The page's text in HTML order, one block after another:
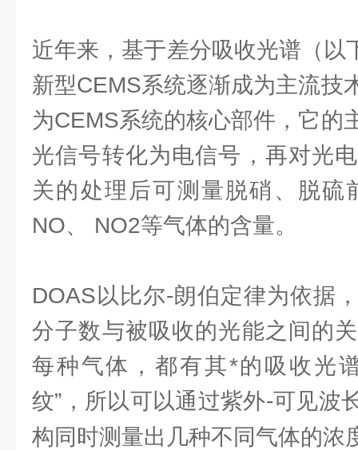
近年来，基于差分吸收光谱（以
新型CEMS系统逐渐成为主流技
为CEMS系统的核心部件，它的
光信号转化为电信号，再对光
关的处理后可测量脱硝、脱硫
NO、 NO2等气体的含量。
DOAS以比尔-朗伯定律为依据
分子数与被吸收的光能之间的
每种气体，都有其*的吸收光
纹”，所以可以通过紫外-可见波
构同时测量出几种不同气体的浓